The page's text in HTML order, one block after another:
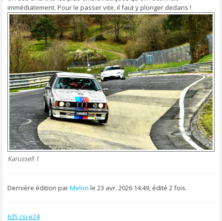
immédiatement. Pour le passer vite, il faut y plonger dedans !
Karussell 1
Dernière édition parMelon le 23 avr. 2026 14:49, édité 2 fois.
635 csi e24